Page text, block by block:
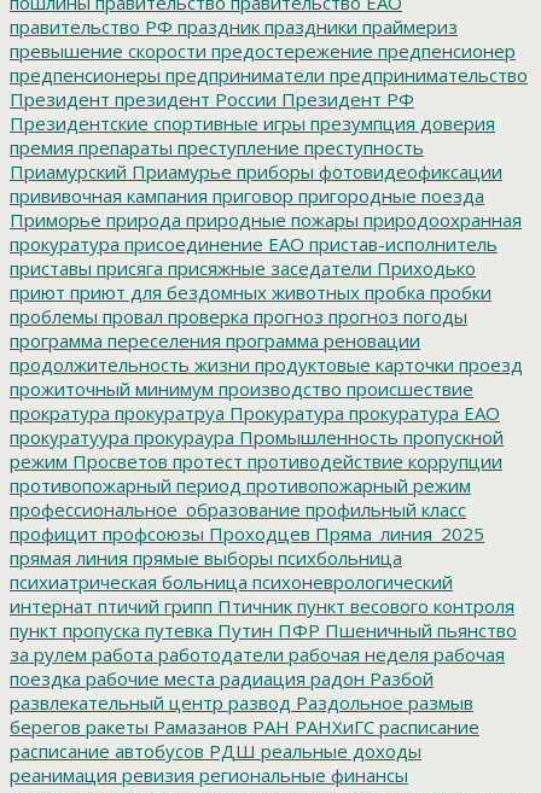
правительство РФ праздник праздники праймериз
превышение скорости предостережение предпенсионер
предпенсионеры предприниматели предпринимательство
Президент президент России Президент РФ
Президентские спортивные игры презумпция доверия
премия препараты преступление преступность
Приамурский Приамурье приборы фотовидеофиксации
прививочная кампания приговор пригородные поезда
Приморье природа природные пожары природоохранная
прокуратура присоединение ЕАО пристав-исполнитель
приставы присяга присяжные заседатели Приходько
приют приют для бездомных животных пробка пробки
проблемы провал проверка прогноз прогноз погоды
программа переселения программа реновации
продолжительность жизни продуктовые карточки проезд
прожиточный минимум производство происшествие
прократура прокуратруа Прокуратура прокуратура ЕАО
прокуратуура прокураура Промышленность пропускной
режим Просветов протест противодействие коррупции
противопожарный период противопожарный режим
профессиональное_образование профильный класс
профицит профсоюзы Проходцев Пряма_линия_2025
прямая линия прямые выборы психбольница
психиатрическая больница психоневрологический
интернат птичий грипп Птичник пункт весового контроля
пункт пропуска путевка Путин ПФР Пшеничный пьянство
за рулем работа работодатели рабочая неделя рабочая
поездка рабочие места радиация радон Разбой
развлекательный центр развод Раздольное размыв
берегов ракеты Рамазанов РАН РАНХиГС расписание
расписание автобусов РДШ реальные доходы
реанимация ревизия региональные финансы